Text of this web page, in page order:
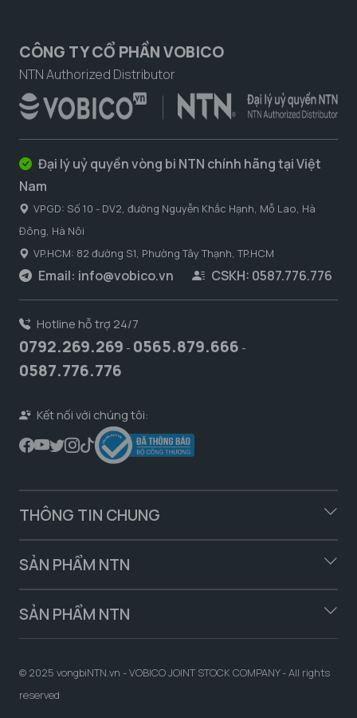
CÔNG TY CỔ PHẦN VOBICO
NTN Authorized Distributor
Đại lý uỷ quyền vòng bi NTN chính hãng tại Việt
Nam
VPGD: Số 10 - DV2, đường Nguyễn Khắc Hạnh, Mỗ Lao, Hà
Đông, Hà Nôi
VP.HCM: 82 đường S1, Phường Tây Thạnh, TP.HCM
Email: info@vobico.vn CSKH: 0587.776.776
Hotline hỗ trợ 24/7
0792.269.269 - 0565.879.666 -
0587.776.776
Kết nối với chúng tôi:
THÔNG TIN CHUNG
SẢN PHẨM NTN
SẢN PHẨM NTN
© 2025 vongbiNTN.vn - VOBICO JOINT STOCK COMPANY - All rights
reserved